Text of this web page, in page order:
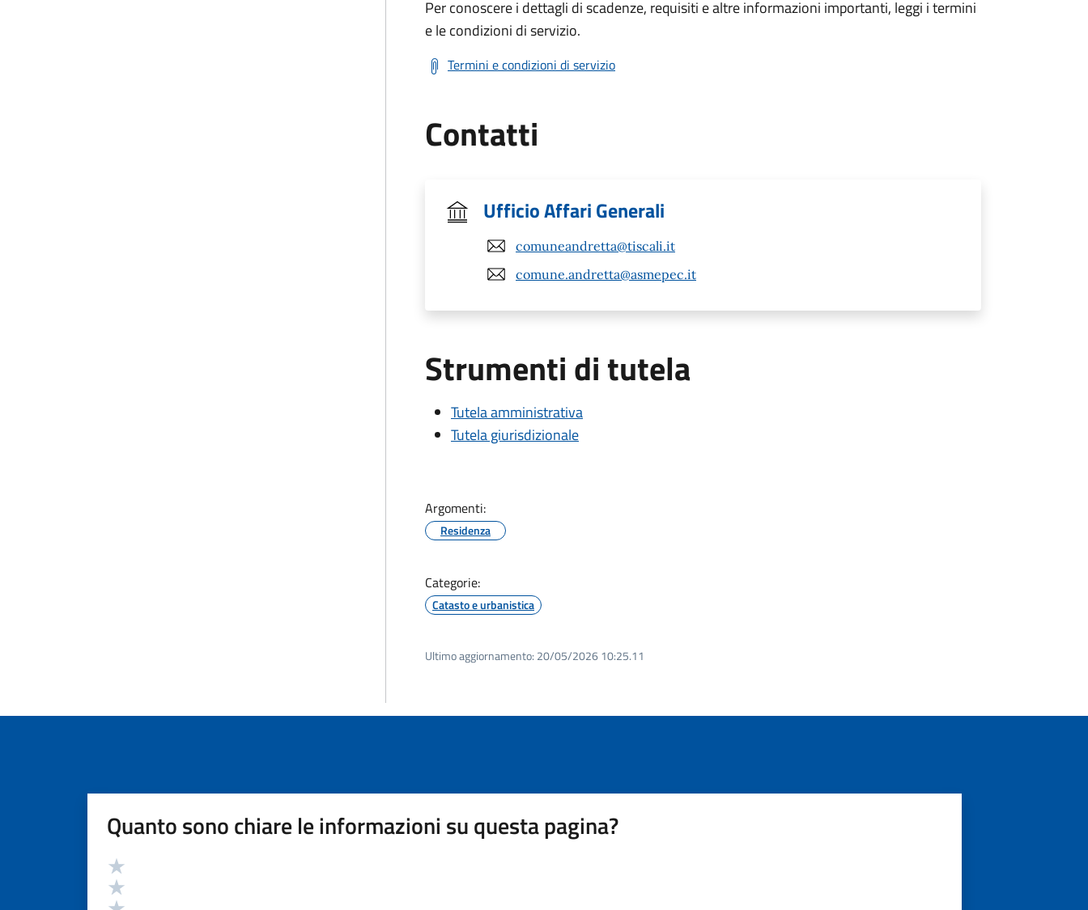
Per conoscere i dettagli di scadenze, requisiti e altre informazioni importanti, leggi i termini
e le condizioni di servizio.
Termini e condizioni di servizio
Contatti
Ufficio Affari Generali
comuneandretta@tiscali.it
comune.andretta@asmepec.it
Strumenti di tutela
Tutela amministrativa
Tutela giurisdizionale
Argomenti:
Residenza
Categorie:
Catasto e urbanistica
Ultimo aggiornamento: 20/05/2026 10:25.11
Quanto sono chiare le informazioni su questa pagina?
Valutazione